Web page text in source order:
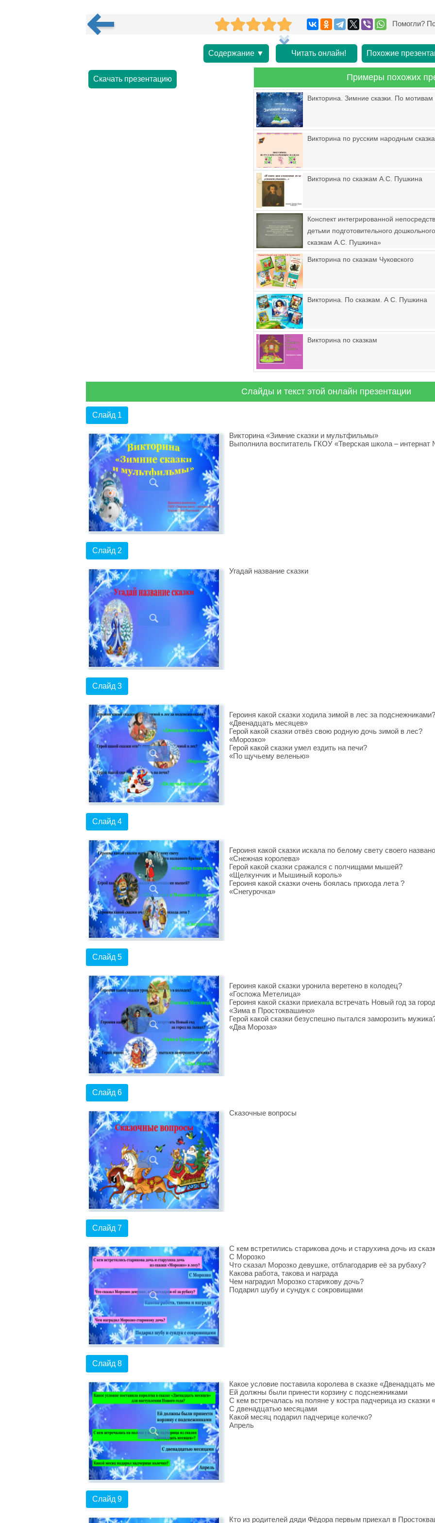
Помогли?
Содержание ▼ Читать онлайн! Похожие
Скачать презентацию Примеры похожих
Викторина. Зимние сказки. По мотивам
Викторина по русским народным
Викторина по сказкам А.С. Пушкина
Конспект интегрированной
детьми подготовительного
сказкам А.С. Пушкина»
Викторина по сказкам Чуковского
Викторина. По сказкам. А С. Пушкина
Викторина по сказкам
Слайды и текст этой онлайн презентации
Слайд 1
Викторина «Зимние сказки и мультфильмы»
Выполнила воспитатель ГКОУ «Тверская школа –
Слайд 2
Угадай название сказки
Слайд 3
Героиня какой сказки ходила зимой в лес за подснежниками?
«Двенадцать месяцев»
Герой какой сказки отвёз свою родную дочь зимой в лес?
«Морозко»
Герой какой сказки умел ездить на печи?
«По щучьему веленью»
Слайд 4
Героиня какой сказки искала по белому свету своего
«Снежная королева»
Герой какой сказки сражался с полчищами мышей?
«Щелкунчик и Мышиный король»
Героиня какой сказки очень боялась прихода лета ?
«Снегурочка»
Слайд 5
Героиня какой сказки уронила веретено в колодец?
«Госпожа Метелица»
Героиня какой сказки приехала встречать Новый год за
«Зима в Простоквашино»
Герой какой сказки безуспешно пытался заморозить
«Два Мороза»
Слайд 6
Сказочные вопросы
Слайд 7
С кем встретились старикова дочь и старухина дочь из
С Морозко
Что сказал Морозко девушке, отблагодарив её за рубаху?
Какова работа, такова и награда
Чем наградил Морозко старикову дочь?
Подарил шубу и сундук с сокровищами
Слайд 8
Какое условие поставила королева в сказке «Двенадцать
Ей должны были принести корзину с подснежниками
С кем встречалась на поляне у костра падчерица из сказки
С двенадцатью месяцами
Какой месяц подарил падчерице колечко?
Апрель
Слайд 9
Кто из родителей дяди Фёдора первым приехал в